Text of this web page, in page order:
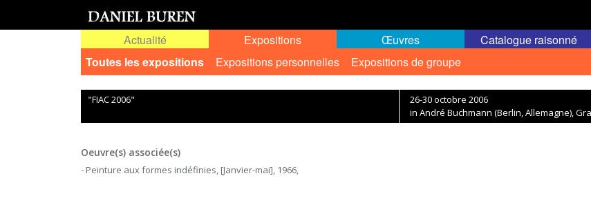
Actualité
Expositions
Toutes les expositions
Expositions personnelles Expositions de groupe
Œuvres Catalogue raisonné
"FIAC 2006"
26-30 octobre 2006
in André Buchmann (Berlin, Allemagne),
Oeuvre(s) associée(s)
- Peinture aux formes indéfinies, [Janvier-mai], 1966,